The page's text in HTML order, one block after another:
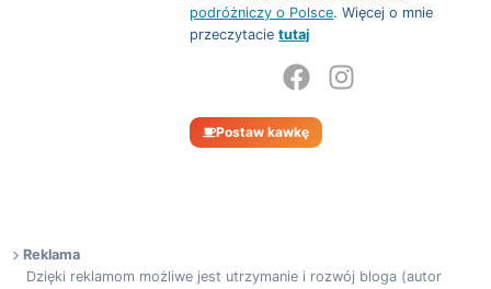
podróżniczy o Polsce. Więcej o mnie
przeczytacietutaj
Postaw kawkę
Reklama
Dzięki reklamom możliwe jest utrzymanie i rozwój bloga (autor